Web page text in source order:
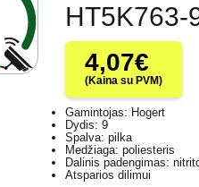
HT5K763-
4,07€
(Kaina su PVM)
Gamintojas: Hogert
Dydis: 9
Spalva: pilka
Medžiaga: poliesteris
Dalinis padengimas:
Atsparios dilimui